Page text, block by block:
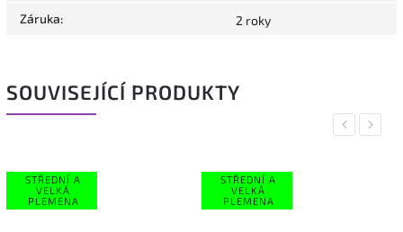
Záruka: 2 roky
SOUVISEJÍCÍ PRODUKTY
Previous
STŘEDNÍ A
VELKÁ
PLEMENA
STŘEDNÍ A
VELKÁ
PLEMENA
Next